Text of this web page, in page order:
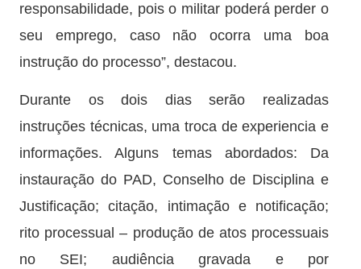
responsabilidade, pois o militar poderá perder o
seu emprego, caso não ocorra uma boa
instrução do processo”, destacou.
Durante os dois dias serão realizadas
instruções técnicas, uma troca de experiencia e
informações. Alguns temas abordados: Da
instauração do PAD, Conselho de Disciplina e
Justificação; citação, intimação e notificação;
rito processual – produção de atos processuais
no SEI; audiência gravada e por